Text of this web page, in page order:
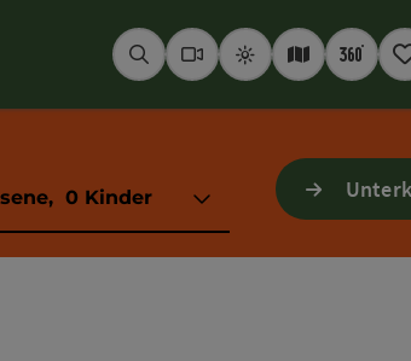
SuchenWebcams
Wetter 360°
, 0 Kinder